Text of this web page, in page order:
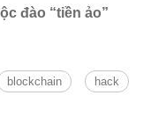
đào “tiền ảo”
blockchain hack